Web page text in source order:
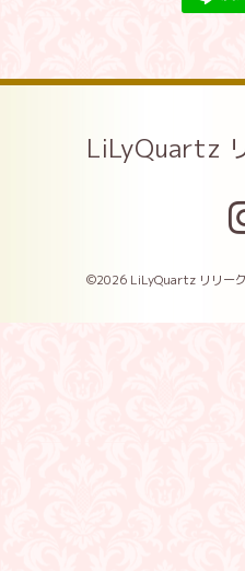
LiLyQuartz
©2026 LiLyQuartz リリー